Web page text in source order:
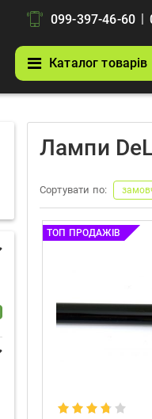
099-397-46-60 |
Каталог товарів
Лампи
Сортувати по:
ТОП ПРОДАЖІВ